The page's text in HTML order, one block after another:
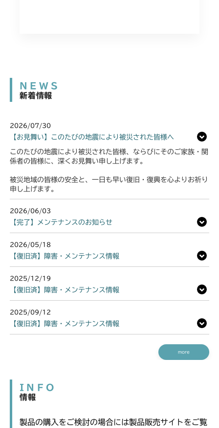
NEWS
新着情報
2026/07/30
【お見舞い】このたびの地震により被災された皆様へ
このたびの地震により被災された皆様、ならびにそのご家族・関
係者の皆様に、深くお見舞い申し上げます。
被災地域の皆様の安全と、一日も早い復旧・復興を心よりお祈り
申し上げます。
2026/06/03
【完了】メンテナンスのお知らせ
2026/05/18
【復旧済】障害・メンテナンス情報
2025/12/19
【復旧済】障害・メンテナンス情報
2025/09/12
【復旧済】障害・メンテナンス情報
more
INFO
情報
製品の購入をご検討の場合には製品販売サイトをご覧